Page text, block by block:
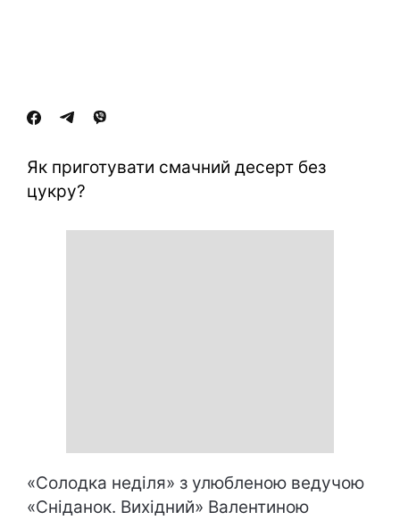
Як приготувати смачний десерт без
цукру?
«Солодка неділя» з улюбленою ведучою
«Сніданок. Вихідний» Валентиною